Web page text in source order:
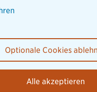
Str. 25
Optionale Cookies
Alle akzeptieren